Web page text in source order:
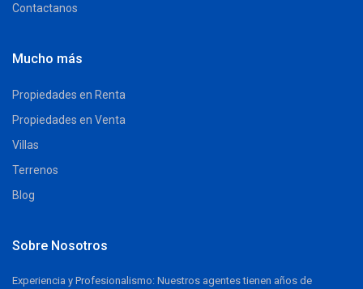
Contactanos
Mucho más
Propiedades en Renta
Propiedades en Venta
Villas
Terrenos
Blog
Sobre Nosotros
Experiencia y Profesionalismo: Nuestros agentes tienen años de